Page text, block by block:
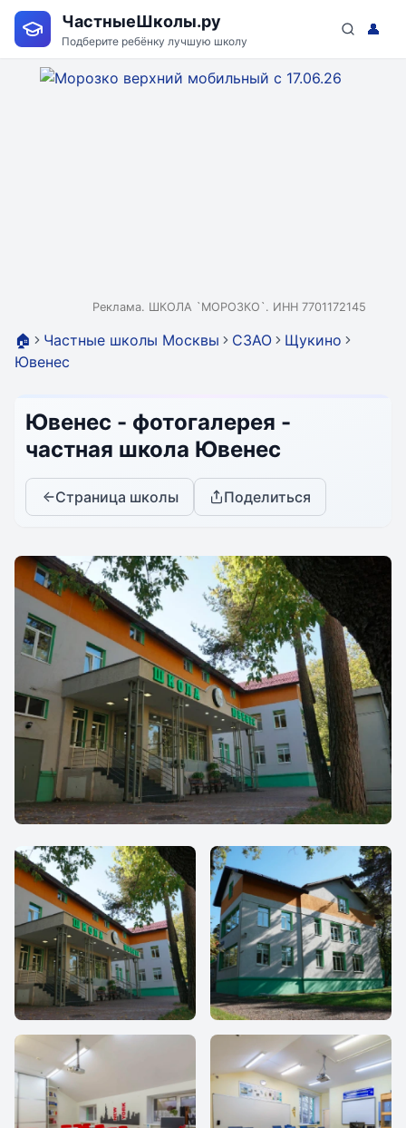
ЧастныеШколы.ру
Подберите ребёнку лучшую школу
👤
Реклама. ШКОЛА `МОРОЗКО`. ИНН 7701172145
🏠 Частные школы Москвы СЗАО
Щукино
Ювенес
Ювенес - фотогалерея -
частная школа Ювенес
Страница школы Поделиться
Ювенес Ювенес